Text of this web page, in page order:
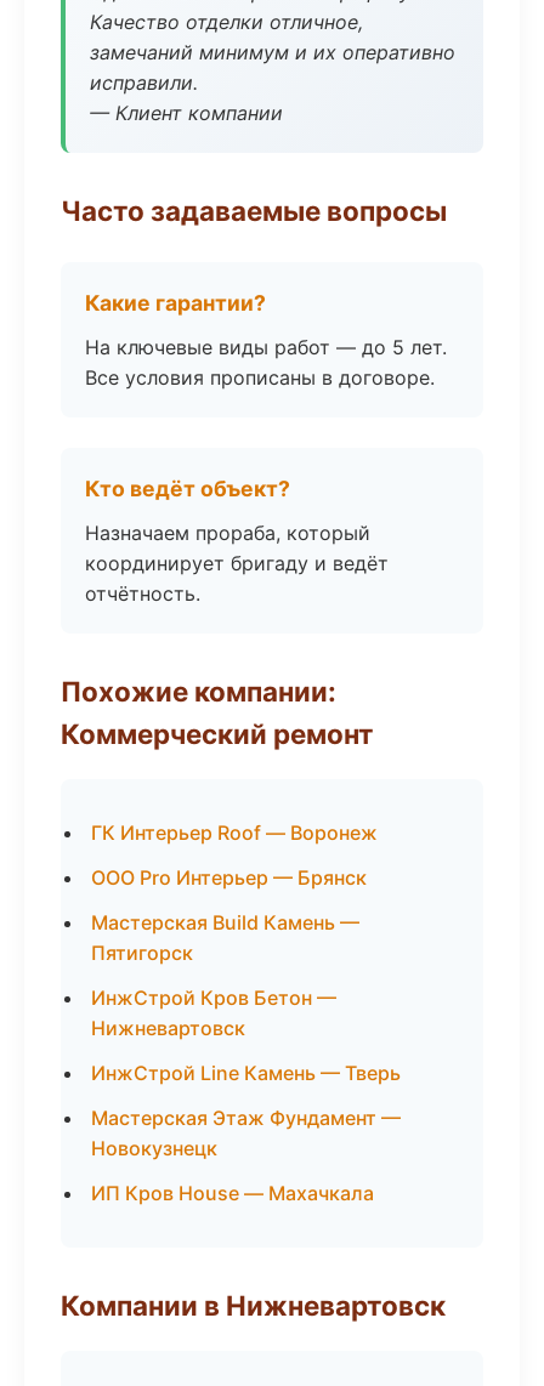
Качество отделки отличное,
замечаний минимум и их оперативно
исправили.
— Клиент компании
Часто задаваемые вопросы
Какие гарантии?
На ключевые виды работ — до 5 лет.
Все условия прописаны в договоре.
Кто ведёт объект?
Назначаем прораба, который
координирует бригаду и ведёт
отчётность.
Похожие компании:
Коммерческий ремонт
ГК Интерьер Roof — Воронеж
ООО Pro Интерьер — Брянск
Мастерская Build Камень —
Пятигорск
ИнжСтрой Кров Бетон —
Нижневартовск
ИнжСтрой Line Камень — Тверь
Мастерская Этаж Фундамент —
Новокузнецк
ИП Кров House — Махачкала
Компании в Нижневартовск